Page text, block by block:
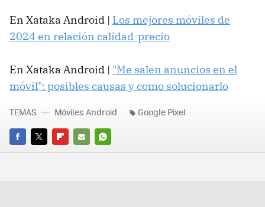
En Xataka Android | Los mejores móviles de
2024 en relación calidad-precio
En Xataka Android | "Me salen anuncios en el
móvil": posibles causas y como solucionarlo
FACEBOOK
TWITTERFLIPBOARD
E-
WHATSAPP
TEMAS Móviles Android Google Pixel